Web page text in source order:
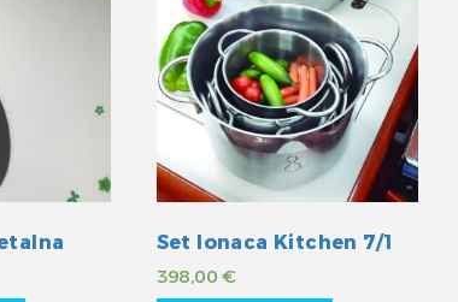
Set lonaca Kitchen 7/1
398,00€